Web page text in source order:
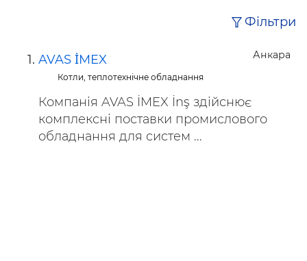
Фільтри
Анкара
AVAS İMEX
Котли, теплотехнічне обладнання
Компанія AVAS İMEX İnş здійснює
комплексні поставки промислового
обладнання для систем ...